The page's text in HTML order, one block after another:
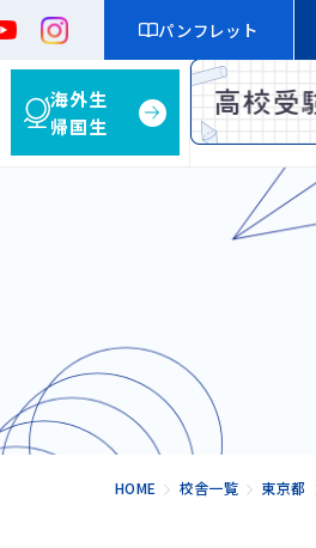
海外生
帰国生
パンフレット
HOME 校舎一覧 東京都